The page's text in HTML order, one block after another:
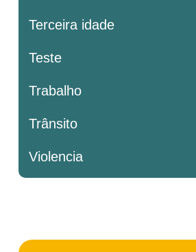
Terceira idade
Teste
Trabalho
Trânsito
Violencia